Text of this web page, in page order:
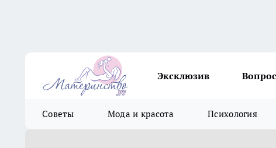
Эксклюзив
Советы Мода и красота Психология